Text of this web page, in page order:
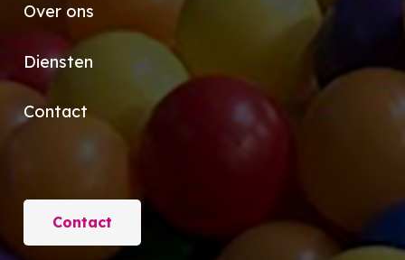
Over ons
Diensten
Contact
Contact